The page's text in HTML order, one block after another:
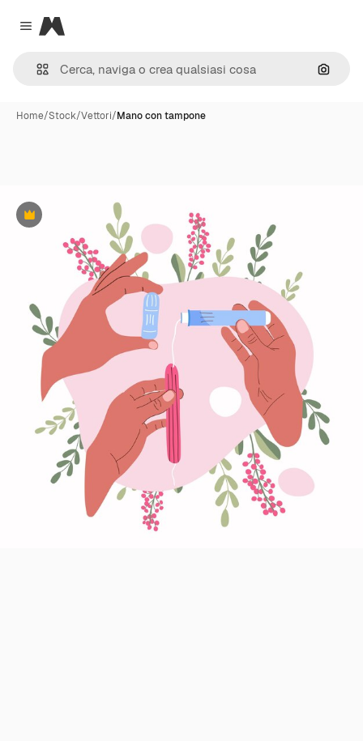
Close menu
Magnific
Cerca
Home/Stock/Vettori/Mano con tampone
Premium